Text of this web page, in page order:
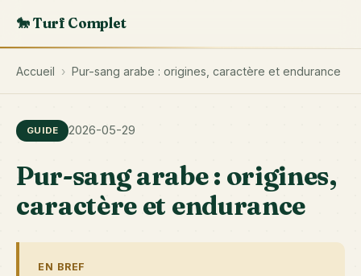
🐎 Turf Complet
Accueil › Pur-sang arabe : origines, caractère et endurance
GUIDE 2026-05-29
Pur-sang arabe : origines,
caractère et endurance
EN BREF